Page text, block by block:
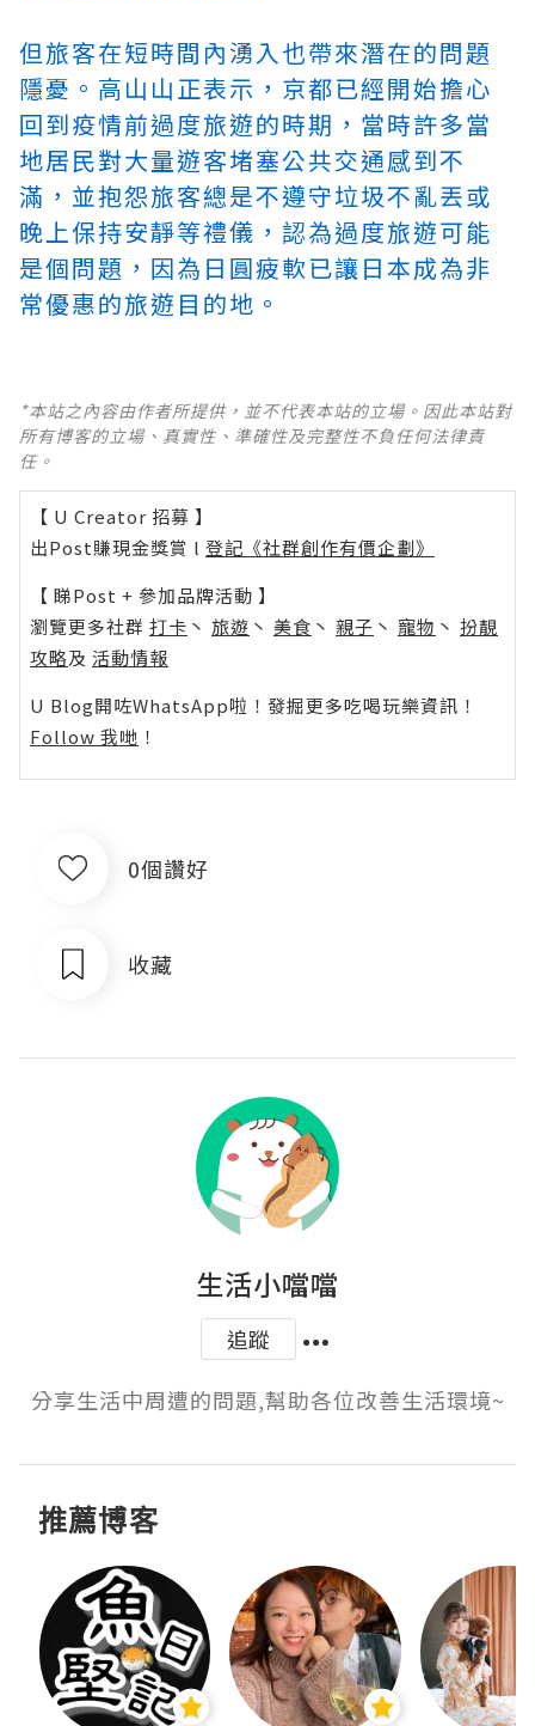
但旅客在短時間內湧入也帶來潛在的問題
隱憂。高山山正表示，京都已經開始擔心
回到疫情前過度旅遊的時期，當時許多當
地居民對大量遊客堵塞公共交通感到不
滿，並抱怨旅客總是不遵守垃圾不亂丟或
晚上保持安靜等禮儀，認為過度旅遊可能
是個問題，因為日圓疲軟已讓日本成為非
常優惠的旅遊目的地。
*本站之內容由作者所提供，並不代表本站的立場。因此本站對
所有博客的立場、真實性、準確性及完整性不負任何法律責
任。
【 U Creator 招募 】
出Post賺現金獎賞 l 登記《社群創作有價企劃》
【 睇Post + 參加品牌活動 】
瀏覽更多社群 打卡 丶 旅遊 丶 美食 丶 親子 丶 寵物 丶 扮靚
攻略及 活動情報
U Blog開咗WhatsApp啦！發掘更多吃喝玩樂資訊！
Follow 我哋 ！
0個讚好
收藏
生活小噹噹
追蹤
分享生活中周遭的問題,幫助各位改善生活環境~
推薦博客